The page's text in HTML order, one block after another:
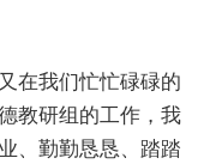
在我们忙忙碌碌的
教研组的工作，我
、勤勤恳恳、踏踏